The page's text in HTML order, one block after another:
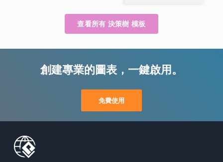
查看所有 決策樹 模板
創建專業的圖表，一鍵啟用。
免費使用